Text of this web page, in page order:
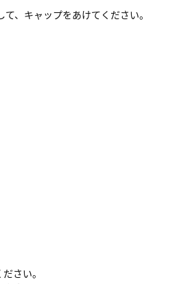
、キャップをあけてください。
さい。